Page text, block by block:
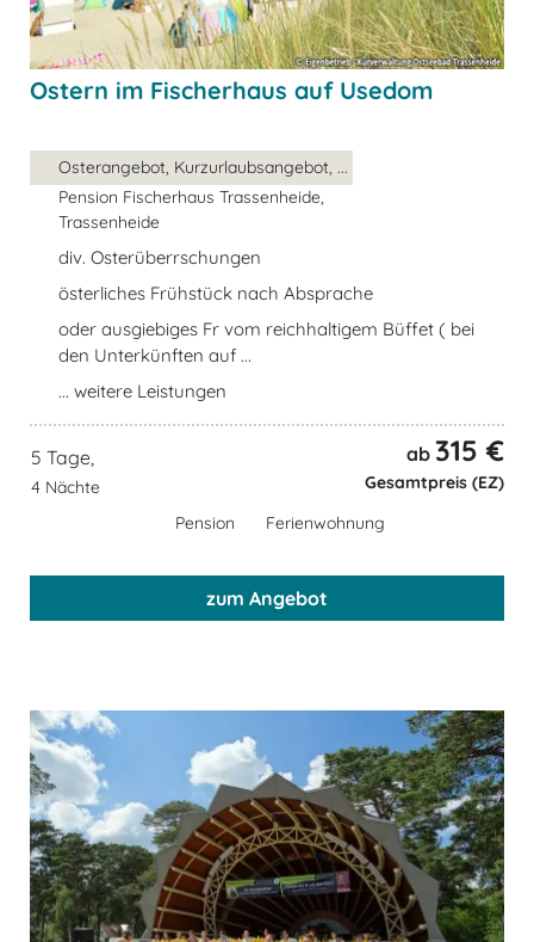
Ostern im Fischerhaus auf Usedom
Osterangebot, Kurzurlaubsangebot, ...
Pension Fischerhaus Trassenheide,
Trassenheide
div. Osterüberrschungen
österliches Frühstück nach Absprache
oder ausgiebiges Fr vom reichhaltigem Büffet ( bei
den Unterkünften auf ...
... weitere Leistungen
5 Tage,
4 Nächte
ab 315 €
Gesamtpreis (EZ)
Pension
Ferienwohnung
zum Angebot